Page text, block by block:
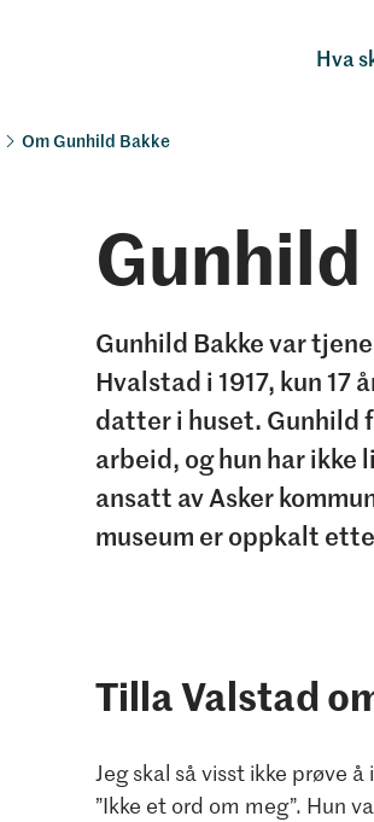
Hva
Om Gunhild Bakke
Gunhild Bakke var
Hvalstad i 1917, kun 17
datter i huset. Gunhild
arbeid, og hun har
ansatt av Asker
museum er oppkalt
Tilla Valstad
Jeg skal så visst ikke prøve
”Ikke et ord om meg”. Hun